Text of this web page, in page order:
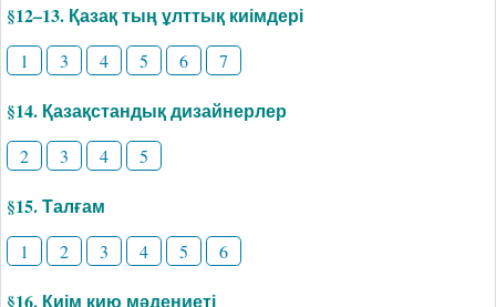
§12–13. Қазақ тың ұлттық киімдері
1 3 4 5 6 7
§14. Қазақстандық дизайнерлер
2 3 4 5
§15. Талғам
1 2 3 4 5 6
§16. Киім кию мәдениеті